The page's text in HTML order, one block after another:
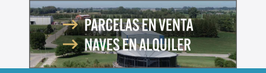
InfoCañuelas